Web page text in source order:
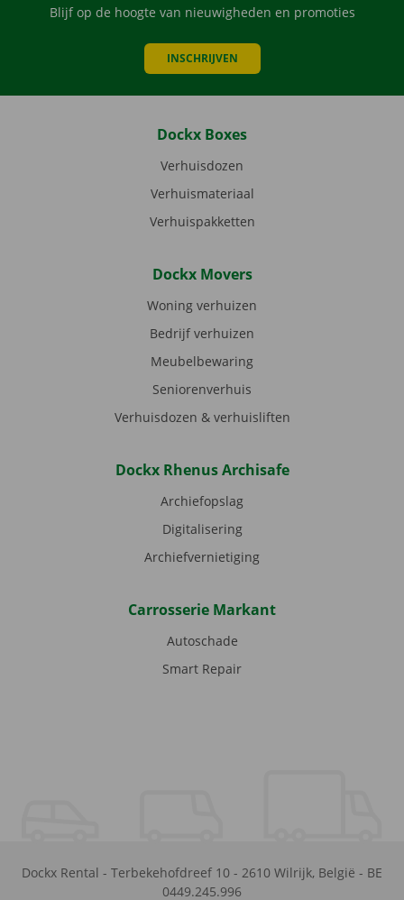
Blijf op de hoogte van nieuwigheden en promoties
INSCHRIJVEN
Dockx Boxes
Verhuisdozen
Verhuismateriaal
Verhuispakketten
Dockx Movers
Woning verhuizen
Bedrijf verhuizen
Meubelbewaring
Seniorenverhuis
Verhuisdozen & verhuisliften
Dockx Rhenus Archisafe
Archiefopslag
Digitalisering
Archiefvernietiging
Carrosserie Markant
Autoschade
Smart Repair
Dockx Rental - Terbekehofdreef 10 - 2610 Wilrijk, België - BE
0449.245.996